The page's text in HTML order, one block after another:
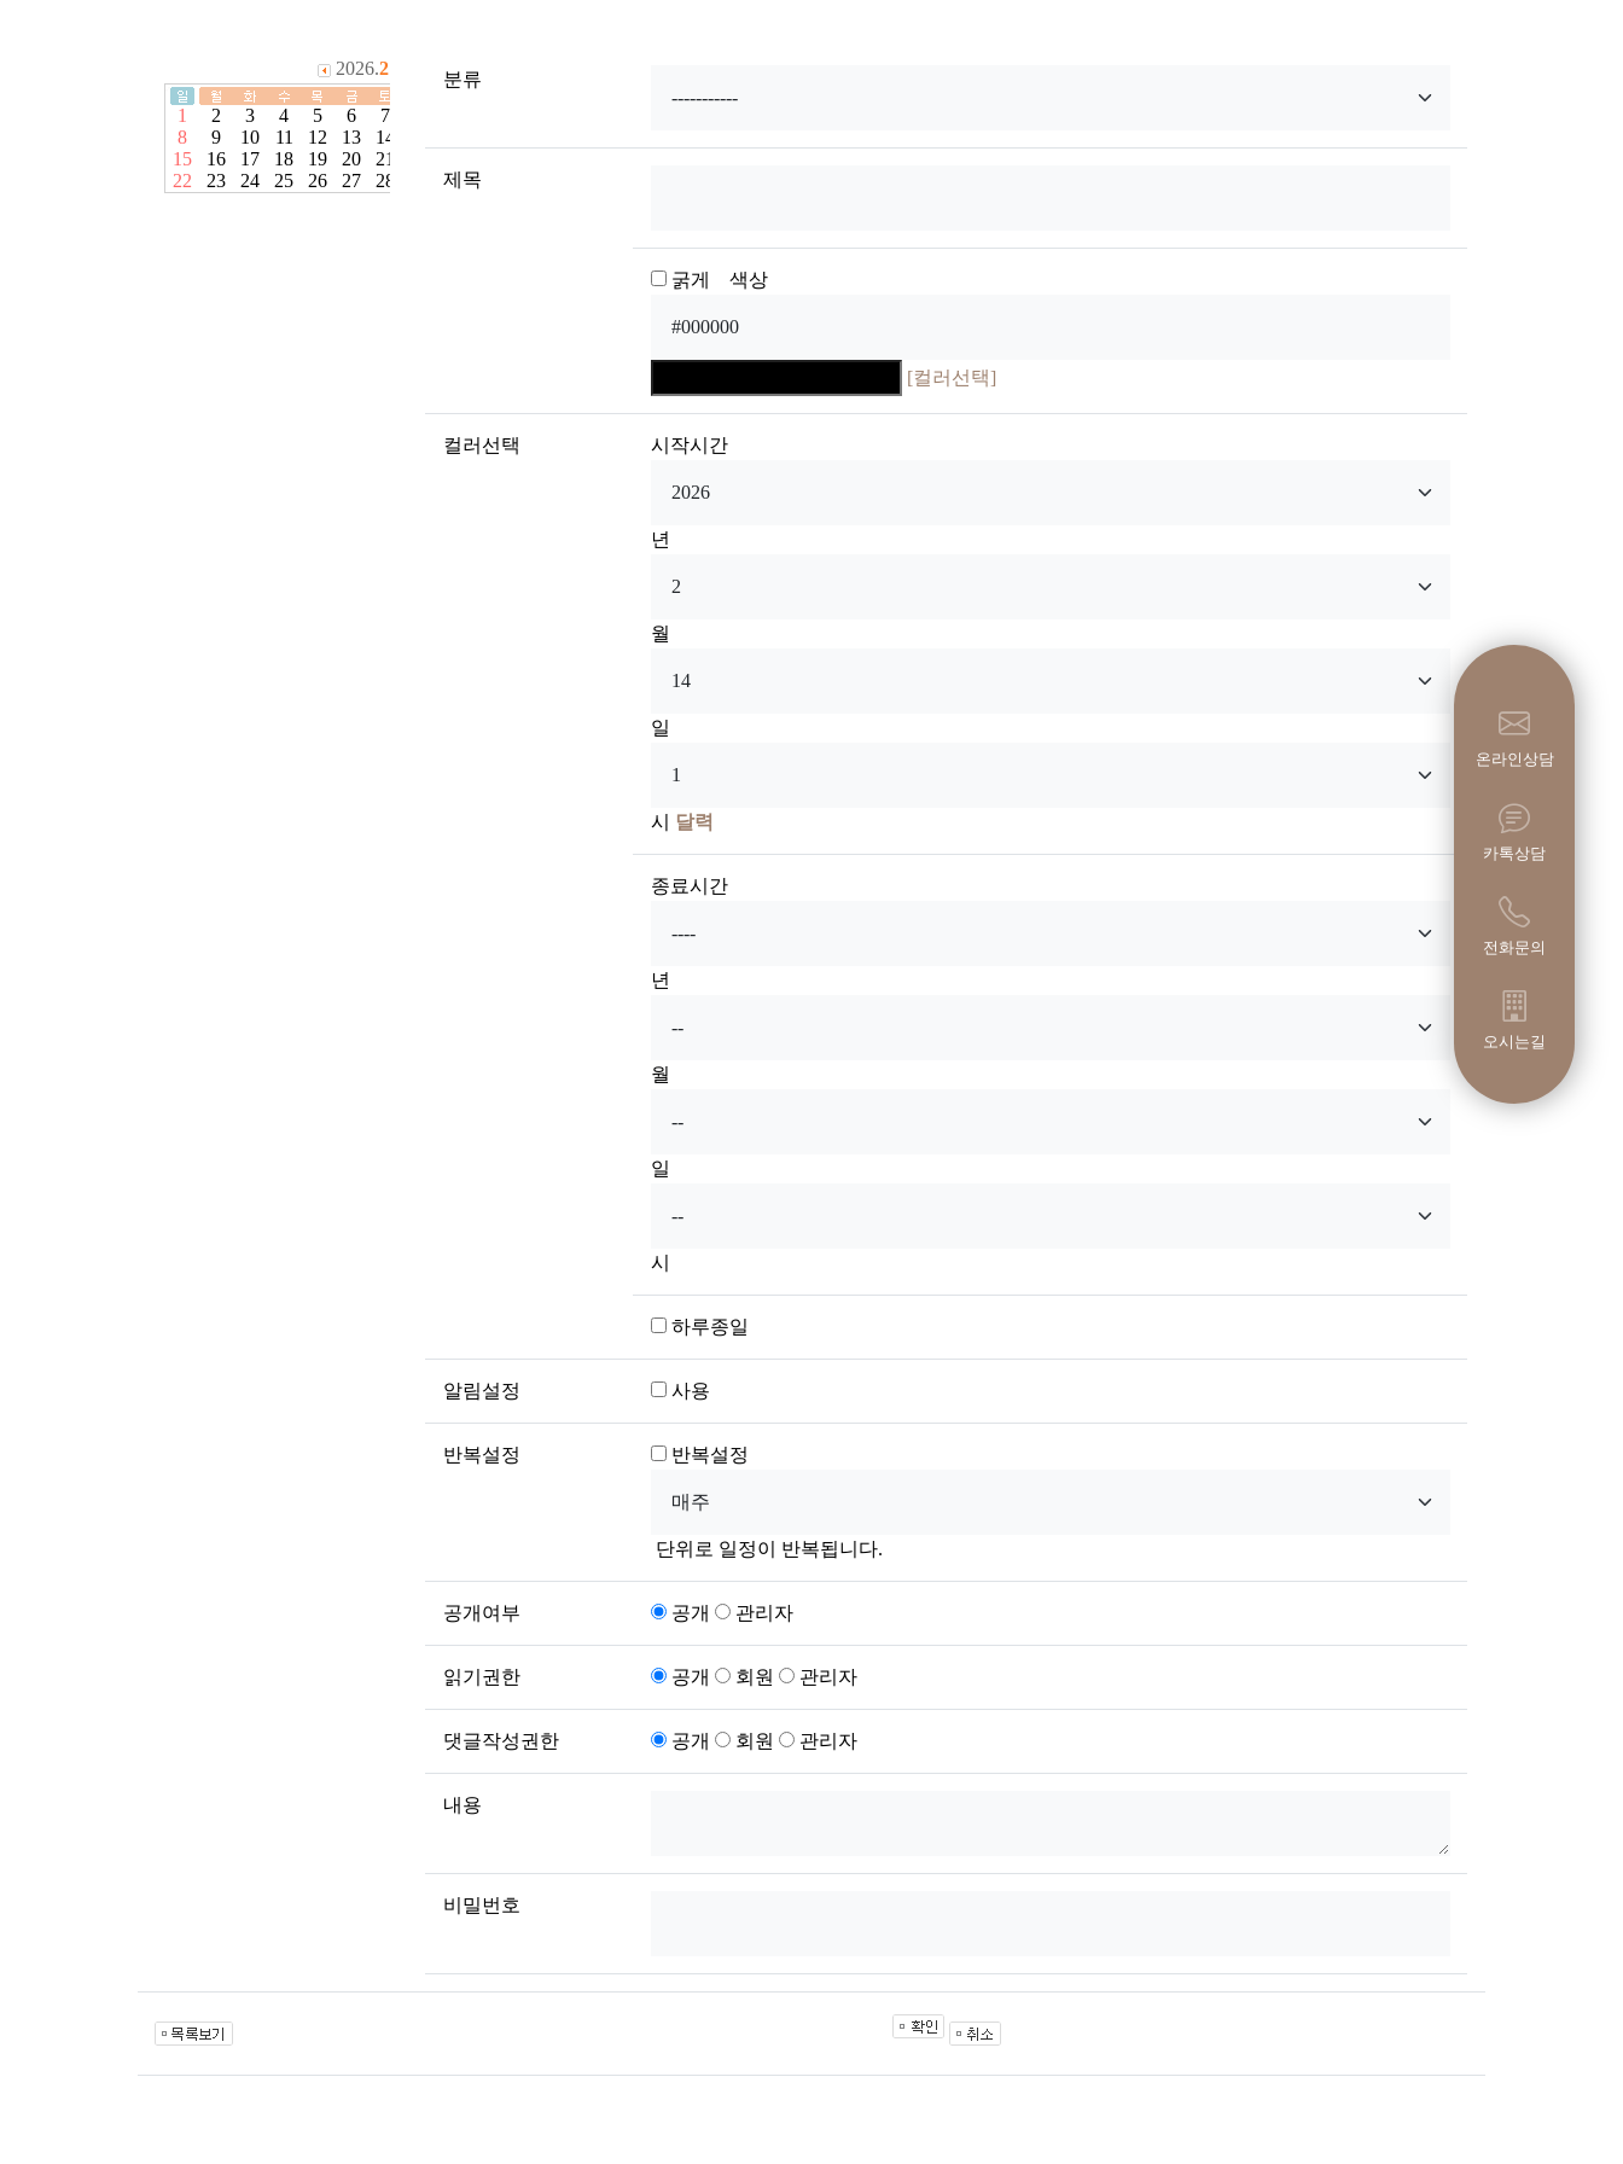
분류
제목
굵게 색상
[컬러선택]
컬러선택 시작시간
년
월
일
시 달력
종료시간
년
월
일
시
하루종일
알림설정 사용
반복설정 반복설정
단위로 일정이 반복됩니다.
공개여부 공개 관리자
읽기권한 공개 회원 관리자
댓글작성권한 공개 회원 관리자
내용
비밀번호
온라인상담
카톡상담
전화문의
오시는길